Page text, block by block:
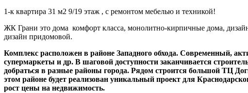
1-к квартира 31 м2 9/19 этаж , с ремонтом мебелью и техникой!
ЖК Грани это дома комфорт класса, монолитно-кирпичные дома,
дизайн придомовой.
Комплекс расположен в районе Западного обхода. Современный,
супермаркеты и др. В шаговой доступности заканчивается
добраться в разные районы города. Рядом строится большой ТЦ
этом районе будет реализован уникальный проект для
рост цены на недвижимость.